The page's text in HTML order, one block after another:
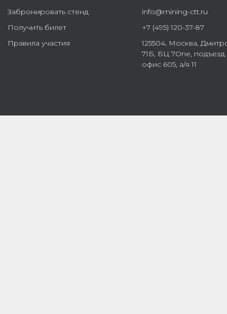
Забронировать стенд
Получить билет
Правила участия
info@mining-ctt.ru
+7 (495) 120-37-87
125504, Москва,
71Б, БЦ 7One, подъезд
офис 605, а/я 11